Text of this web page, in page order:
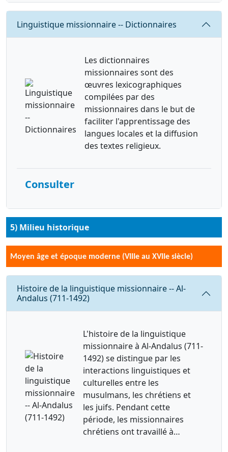
Requête
Linguistique missionnaire -- Dictionnaires
Les dictionnaires
missionnaires sont des
œuvres lexicographiques
compilées par des
missionnaires dans le but de
faciliter l'apprentissage des
langues locales et la diffusion
des textes religieux.
Consulter
5) Milieu historique
Moyen âge et époque moderne (VIIIe au XVIIe siècle)
Requête
Histoire de la linguistique missionnaire -- Al-
Andalus (711-1492)
L'histoire de la linguistique
missionnaire à Al-Andalus (711-
1492) se distingue par les
interactions linguistiques et
culturelles entre les
musulmans, les chrétiens et
les juifs. Pendant cette
période, les missionnaires
chrétiens ont travaillé à…